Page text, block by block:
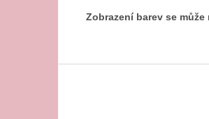
Zobrazení barev se